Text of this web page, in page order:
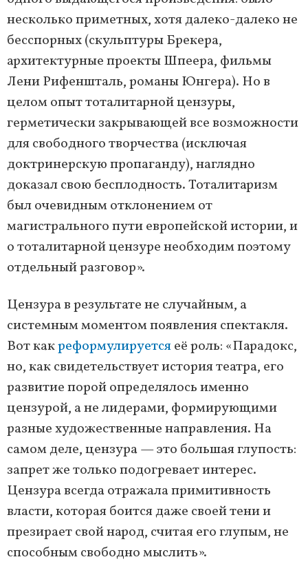
несколько приметных, хотя далеко-далеко не
бесспорных (скульптуры Брекера,
архитектурные проекты Шпеера, фильмы
Лени Рифеншталь, романы Юнгера). Но в
целом опыт тоталитарной цензуры,
герметически закрывающей все возможности
для свободного творчества (исключая
доктринерскую пропаганду), наглядно
доказал свою бесплодность. Тоталитаризм
был очевидным отклонением от
магистрального пути европейской истории, и
о тоталитарной цензуре необходим поэтому
отдельный разговор».
Цензура в результате не случайным, а
системным моментом появления спектакля.
Вот какреформулируетсяеё роль: «Парадокс,
но, как свидетельствует история театра, его
развитие порой определялось именно
цензурой, а не лидерами, формирующими
разные художественные направления. На
самом деле, цензура — это большая глупость:
запрет же только подогревает интерес.
Цензура всегда отражала примитивность
власти, которая боится даже своей тени и
презирает свой народ, считая его глупым, не
способным свободно мыслить».